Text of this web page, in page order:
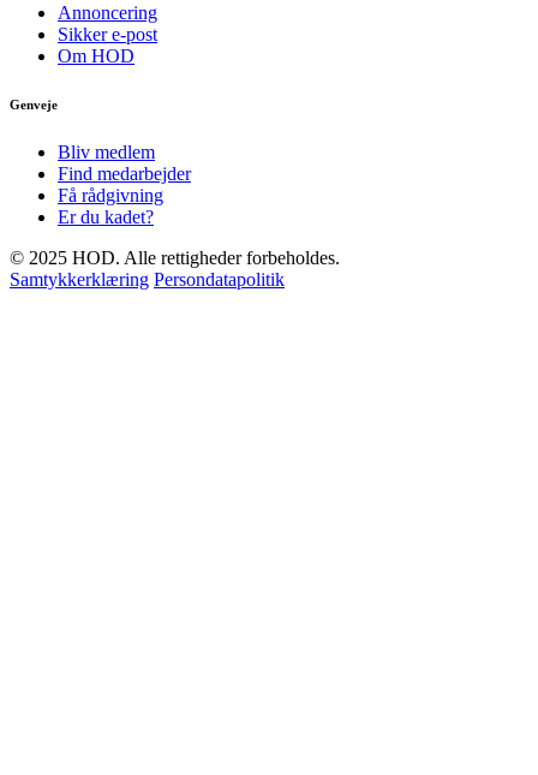
Annoncering
Sikker e-post
Om HOD
Genveje
Bliv medlem
Find medarbejder
Få rådgivning
Er du kadet?
© 2025 HOD. Alle rettigheder forbeholdes.
Samtykkerklæring Persondatapolitik